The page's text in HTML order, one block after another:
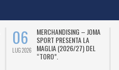
06
LUG 2026
MERCHANDISING – JOMA
SPORT PRESENTA LA
MAGLIA (2026/27) DEL
“TORO”.